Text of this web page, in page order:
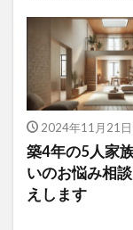
2024年11月21日
築4年の5人家
いのお悩み相
えします